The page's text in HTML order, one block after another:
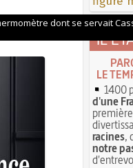
IL
LE
1400
d'une
racines,
notre